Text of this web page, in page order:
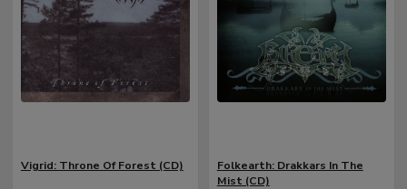
Vigrid: Throne Of Forest (CD)
Folkearth: Drakkars In The
Mist (CD)